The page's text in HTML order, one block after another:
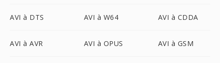
AVI à DTS AVI à W64 AVI à CDDA
AVI à AVR AVI à OPUS AVI à GSM